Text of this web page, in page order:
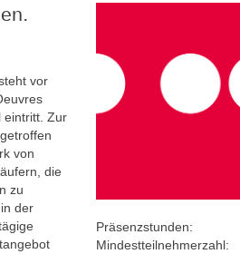
vor
eintritt. Zur
von
die
zu
der
Präsenzstunden:
Mindestteilnehmerzahl: